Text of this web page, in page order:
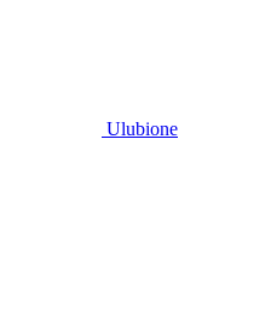
Ulubione